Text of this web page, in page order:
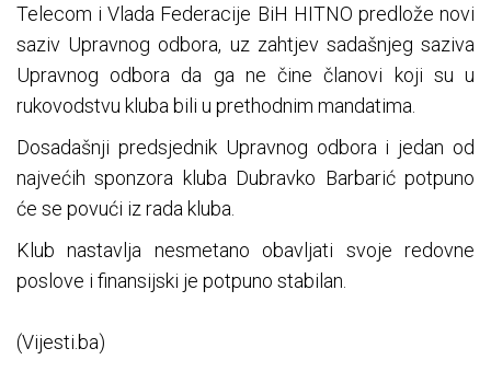
Telecom i Vlada Federacije BiH HITNO predlože novi
saziv Upravnog odbora, uz zahtjev sadašnjeg saziva
Upravnog odbora da ga ne čine članovi koji su u
rukovodstvu kluba bili u prethodnim mandatima.
Dosadašnji predsjednik Upravnog odbora i jedan od
najvećih sponzora kluba Dubravko Barbarić potpuno
će se povući iz rada kluba.
Klub nastavlja nesmetano obavljati svoje redovne
poslove i finansijski je potpuno stabilan.
(Vijesti.ba)